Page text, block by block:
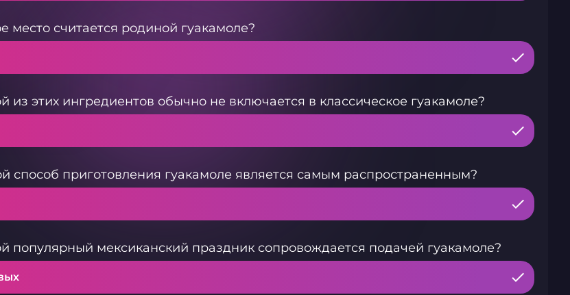
место считается родиной гуакамоле?
из этих ингредиентов обычно не включается в классическое гуакамоле?
способ приготовления гуакамоле является самым распространенным?
популярный мексиканский праздник сопровождается подачей гуакамоле?